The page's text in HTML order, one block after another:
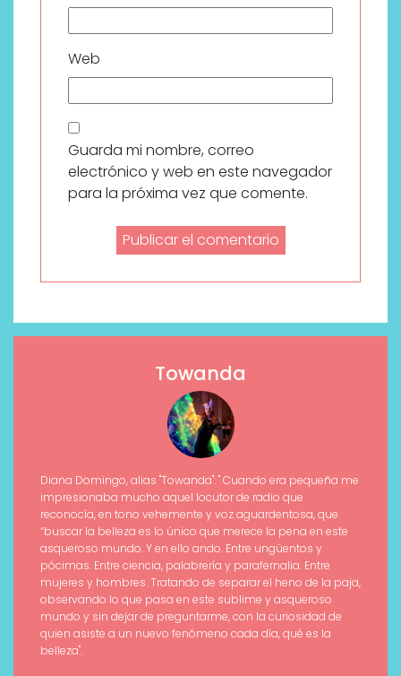
Web
Guarda mi nombre, correo
electrónico y web en este navegador
para la próxima vez que comente.
Towanda
Diana Domingo, alias "Towanda": " Cuando era pequeña me
impresionaba mucho aquel locutor de radio que
reconocía, en tono vehemente y voz aguardentosa, que
“buscar la belleza es lo único que merece la pena en este
asqueroso mundo. Y en ello ando. Entre ungüentos y
pócimas. Entre ciencia, palabrería y parafernalia. Entre
mujeres y hombres. Tratando de separar el heno de la paja,
observando lo que pasa en este sublime y asqueroso
mundo y sin dejar de preguntarme, con la curiosidad de
quien asiste a un nuevo fenómeno cada día, qué es la
belleza".